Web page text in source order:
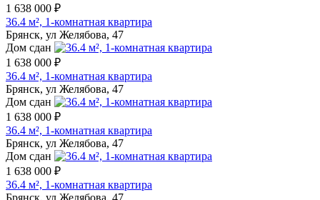
1 638 000 ₽
36.4 м², 1-комнатная квартира
Брянск, ул Желябова, 47
Дом сдан
1 638 000 ₽
36.4 м², 1-комнатная квартира
Брянск, ул Желябова, 47
Дом сдан
1 638 000 ₽
36.4 м², 1-комнатная квартира
Брянск, ул Желябова, 47
Дом сдан
1 638 000 ₽
36.4 м², 1-комнатная квартира
Брянск, ул Желябова, 47